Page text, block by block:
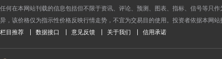
任何在本网站刊载的信息包括但不限于资讯、评论、预测、图表、指标、信号等只
异，该价格仅为指示性价格反映行情走势，不宜为交易目的使用。投资者依据本网
栏目推荐 数据接口 意见反馈 关于我们 信用承诺